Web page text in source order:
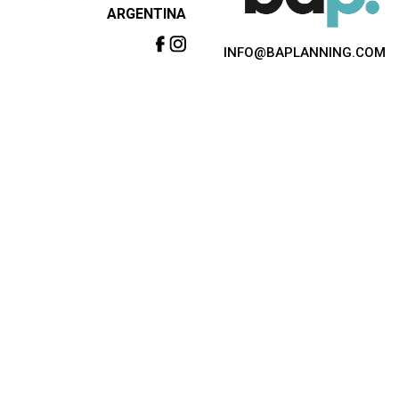
ARGENTINA
INFO@BAPLANNING.COM